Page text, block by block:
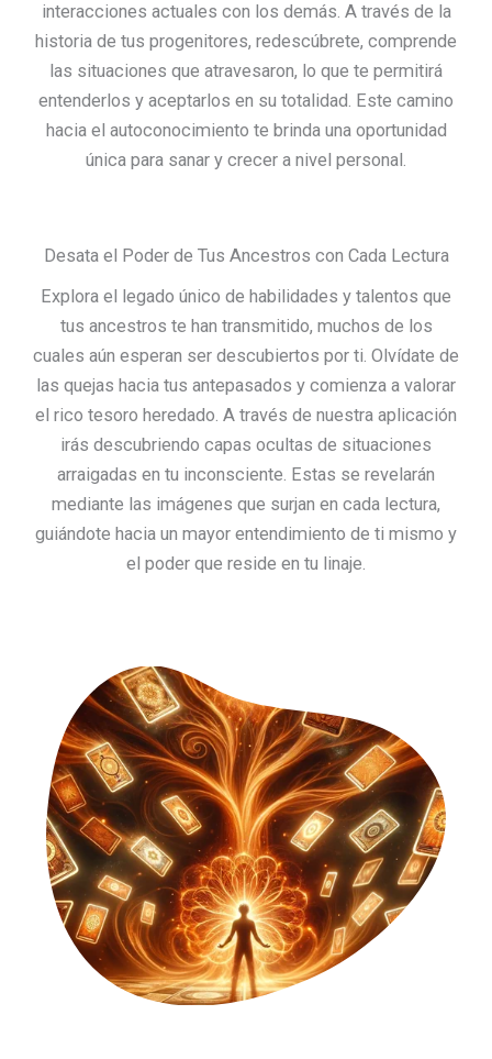
interacciones actuales con los demás. A través de la
historia de tus progenitores, redescúbrete, comprende
las situaciones que atravesaron, lo que te permitirá
entenderlos y aceptarlos en su totalidad. Este camino
hacia el autoconocimiento te brinda una oportunidad
única para sanar y crecer a nivel personal.
Desata el Poder de Tus Ancestros con Cada Lectura
Explora el legado único de habilidades y talentos que
tus ancestros te han transmitido, muchos de los
cuales aún esperan ser descubiertos por ti. Olvídate de
las quejas hacia tus antepasados y comienza a valorar
el rico tesoro heredado. A través de nuestra aplicación
irás descubriendo capas ocultas de situaciones
arraigadas en tu inconsciente. Estas se revelarán
mediante las imágenes que surjan en cada lectura,
guiándote hacia un mayor entendimiento de ti mismo y
el poder que reside en tu linaje.